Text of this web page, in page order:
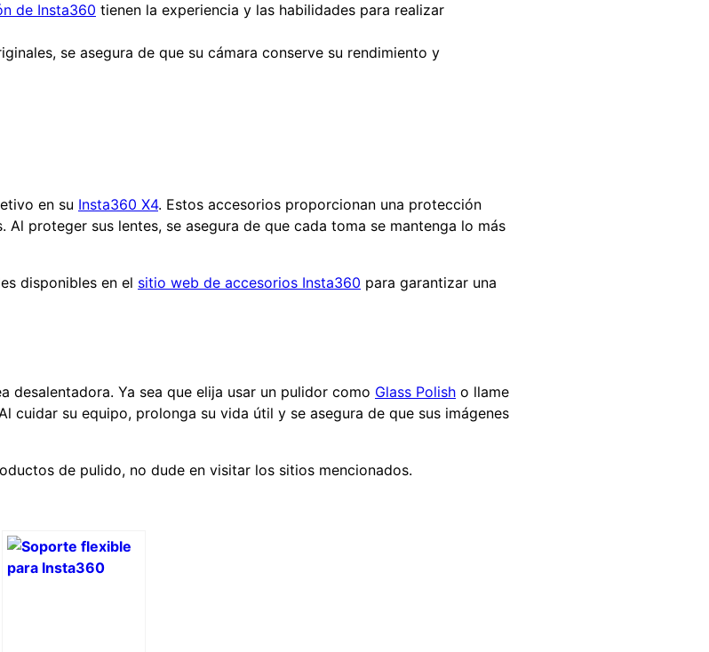
de Insta360 tienen la experiencia y las habilidades para realizar
se asegura de que su cámara conserve su rendimiento y
en su Insta360 X4. Estos accesorios proporcionan una protección
proteger sus lentes, se asegura de que cada toma se mantenga lo más
disponibles en el sitio web de accesorios Insta360 para garantizar una
desalentadora. Ya sea que elija usar un pulidor como Glass Polish o llame
su equipo, prolonga su vida útil y se asegura de que sus imágenes
de pulido, no dude en visitar los sitios mencionados.